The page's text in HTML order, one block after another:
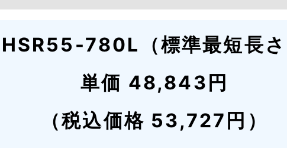
HSR55-780L（標準最短長
単価 48,843円
（税込価格 53,727円）